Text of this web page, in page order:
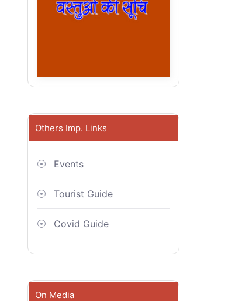
Others Imp. Links
Events
Tourist Guide
Covid Guide
On Media